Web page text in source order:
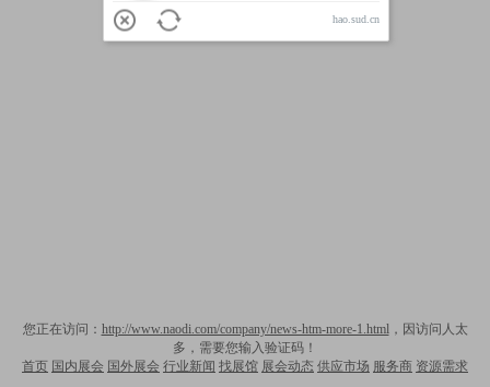
您正在访问： http://www.naodi.com/company/news-htm-more-1.html，因访问人太
多，需要您输入验证码！
首页 国内展会 国外展会 行业新闻 找展馆 展会动态 供应市场 服务商 资源需求
hao.sud.cn